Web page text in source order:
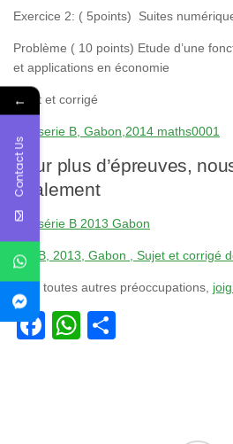
Exercice 2: ( 5points) Suites
Problème ( 10 points) Etude d’une
et applications en économie
Sujet et corrigé
Bac serie B, Gabon,2014 maths0001
Pour plus d’épreuves,
également
Bac série B 2013 Gabon
Bac B, 2013, Gabon , Sujet et corrigé
Pour toutes autres préoccupations,
Facebook
WhatsApp
←
Contact Us